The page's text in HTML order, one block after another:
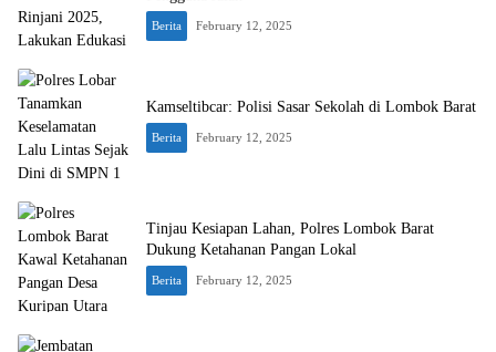
Berita February 12, 2025
Kamseltibcar: Polisi Sasar Sekolah di Lombok Barat
Berita February 12, 2025
Tinjau Kesiapan Lahan, Polres Lombok Barat
Dukung Ketahanan Pangan Lokal
Berita February 12, 2025